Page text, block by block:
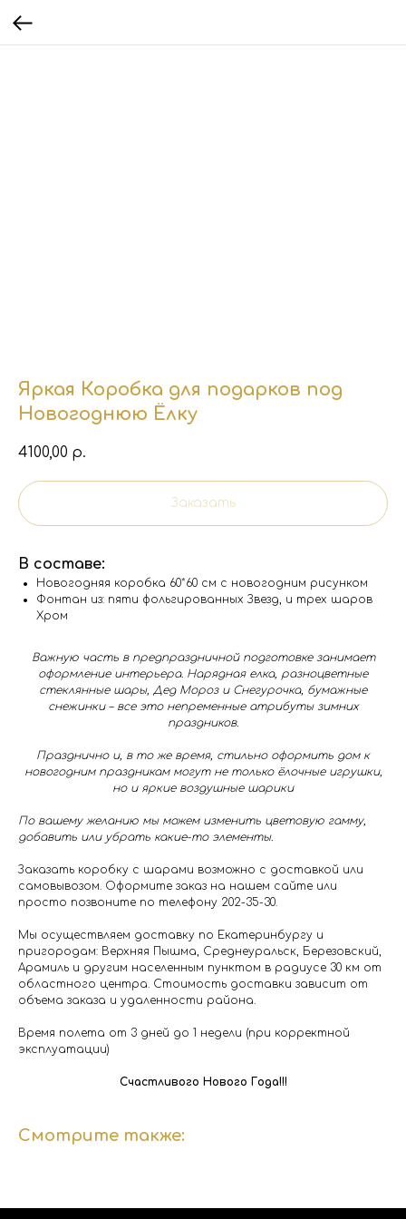
Яркая Коробка для подарков под
Новогоднюю Ёлку
4100,00 р.
Заказать
В составе:
Новогодняя коробка 60*60 см с новогодним рисунком
Фонтан из: пяти фольгированных Звезд, и трех шаров
Хром
Важную часть в предпраздничной подготовке занимает
оформление интерьера. Нарядная елка, разноцветные
стеклянные шары, Дед Мороз и Снегурочка, бумажные
снежинки – все это непременные атрибуты зимних
праздников.
Празднично и, в то же время, стильно оформить дом к
новогодним праздникам могут не только ёлочные игрушки,
но и яркие воздушные шарики
По вашему желанию мы можем изменить цветовую гамму,
добавить или убрать какие-то элементы.
Заказать коробку с шарами возможно с доставкой или
самовывозом. Оформите заказ на нашем сайте или
просто позвоните по телефону 202-35-30.
Мы осуществляем доставку по Екатеринбургу и
пригородам: Верхняя Пышма, Среднеуральск, Березовский,
Арамиль и другим населенным пунктом в радиусе 30 км от
областного центра. Стоимость доставки зависит от
объема заказа и удаленности района.
Время полета от 3 дней до 1 недели (при корректной
эксплуатации)
Счастливого Нового Года!!!
Смотрите также: